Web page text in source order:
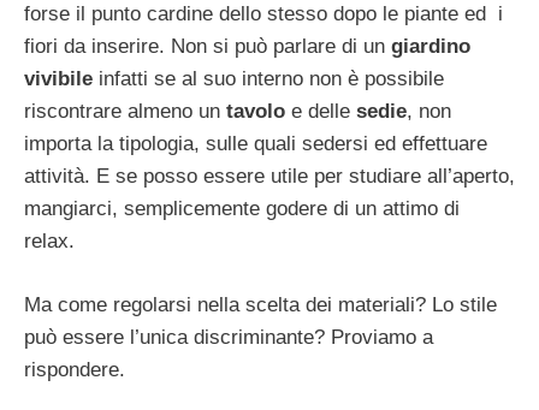
forse il punto cardine dello stesso dopo le piante ed i
fiori da inserire. Non si può parlare di un giardino
vivibile infatti se al suo interno non è possibile
riscontrare almeno un tavolo e delle sedie, non
importa la tipologia, sulle quali sedersi ed effettuare
attività. E se posso essere utile per studiare all’aperto,
mangiarci, semplicemente godere di un attimo di
relax.
Ma come regolarsi nella scelta dei materiali? Lo stile
può essere l’unica discriminante? Proviamo a
rispondere.